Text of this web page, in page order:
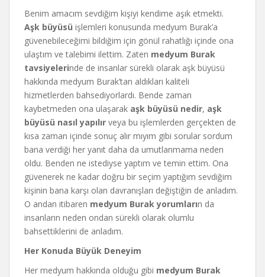
Benim amacım sevdiğim kişiyi kendime aşık etmekti.
Aşk büyüsü işlemleri konusunda medyum Burak’a
güvenebileceğimi bildiğim için gönül rahatlığı içinde ona
ulaştım ve talebimi ilettim. Zaten medyum Burak
tavsiyelerinde de insanlar sürekli olarak aşk büyüsü
hakkında medyum Burak’tan aldıkları kaliteli
hizmetlerden bahsediyorlardı. Bende zaman
kaybetmeden ona ulaşarak aşk büyüsü nedir, aşk
büyüsü nasıl yapılır veya bu işlemlerden gerçekten de
kısa zaman içinde sonuç alır mıyım gibi sorular sordum
bana verdiği her yanıt daha da umutlanmama neden
oldu. Benden ne istediyse yaptım ve temin ettim. Ona
güvenerek ne kadar doğru bir seçim yaptığım sevdiğim
kişinin bana karşı olan davranışları değiştiğin de anladım.
O andan itibaren medyum Burak yorumların da
insanların neden ondan sürekli olarak olumlu
bahsettiklerini de anladım.
Her Konuda Büyük Deneyim
Her medyum hakkında olduğu gibi medyum Burak